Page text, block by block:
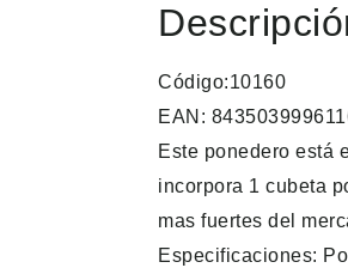
Código:10160
EAN:
Este ponedero está
incorpora 1 cubeta
mas fuertes del
Especificaciones: